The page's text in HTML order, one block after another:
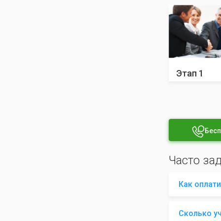
Этап 1
Часто
Как
Сколько